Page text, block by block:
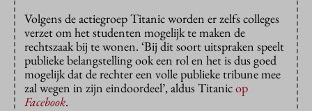
Volgens de actiegroep Titanic worden er zelfs colleges
verzet om het studenten mogelijk te maken de
rechtszaak bij te wonen. ‘Bij dit soort uitspraken speelt
publieke belangstelling ook een rol en het is dus goed
mogelijk dat de rechter een volle publieke tribune mee
zal wegen in zijn eindoordeel’, aldus Titanicop
Facebook.